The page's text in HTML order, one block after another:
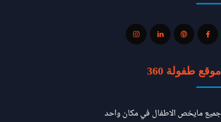
موقع طفولة 360
جميع مايخص الاطفال في مكان واحد